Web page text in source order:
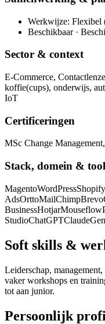
Werkwijze:
Beschikbaar ·
Sector & context
E-Commerce,
koffie(cups), onderwijs,
IoT
Certificeringen
MSc Change
Stack, domein &
MagentoWordPressShopify
AdsOrttoMailChimpBrevo
BusinessHotjarMouseflow
StudioChatGPTClaude
Soft skills &
Leiderschap,
vaker workshops en
tot aan junior.
Persoonlijk